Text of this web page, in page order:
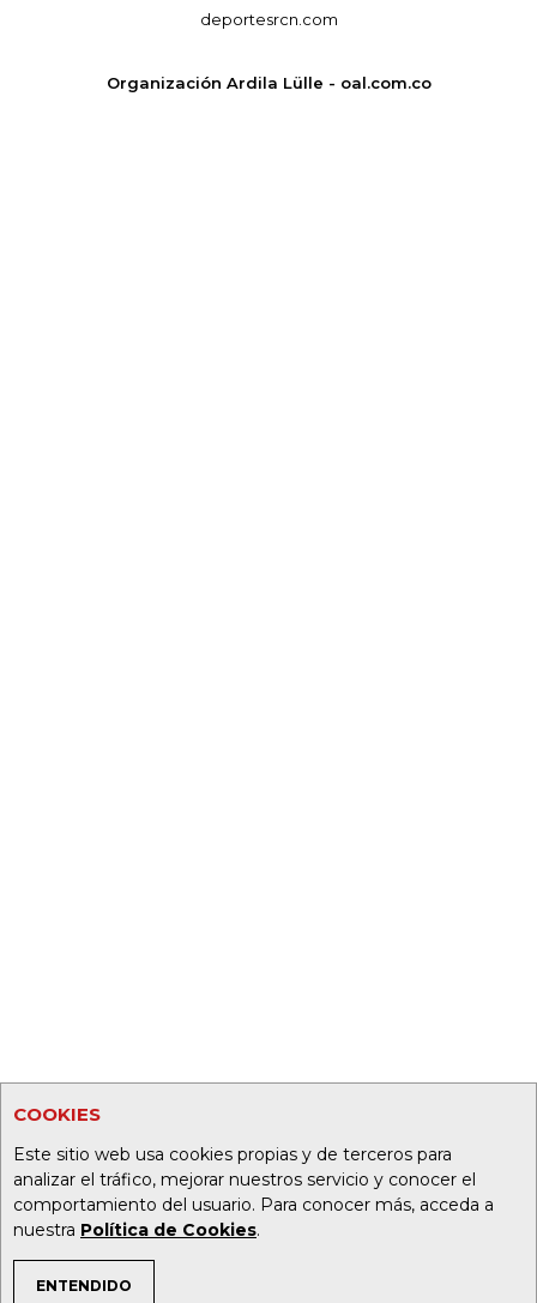
COOKIES
Este sitio web usa cookies propias y de terceros para
analizar el tráfico, mejorar nuestros servicio y conocer el
comportamiento del usuario. Para conocer más, acceda a
nuestra Política de Cookies.
ENTENDIDO
deportesrcn.com
Organización Ardila Lülle - oal.com.co